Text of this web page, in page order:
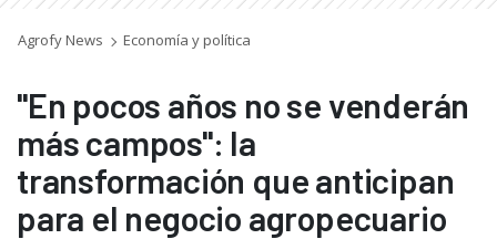
Agrofy News Economía y política
"En pocos años no se venderán
más campos": la
transformación que anticipan
para el negocio agropecuario